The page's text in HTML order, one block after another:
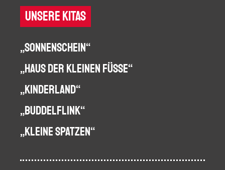
UNSERE KITAS
„SONNENSCHEIN“
„HAUS DER KLEINEN FÜSSE“
„KINDERLAND“
„BUDDELFLINK“
„KLEINE SPATZEN“